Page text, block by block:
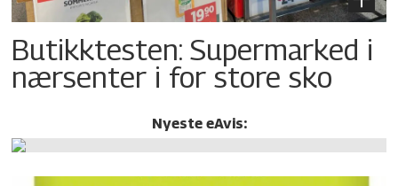
Butikktesten: Supermarked i
nærsenter i for store sko
Nyeste eAvis: